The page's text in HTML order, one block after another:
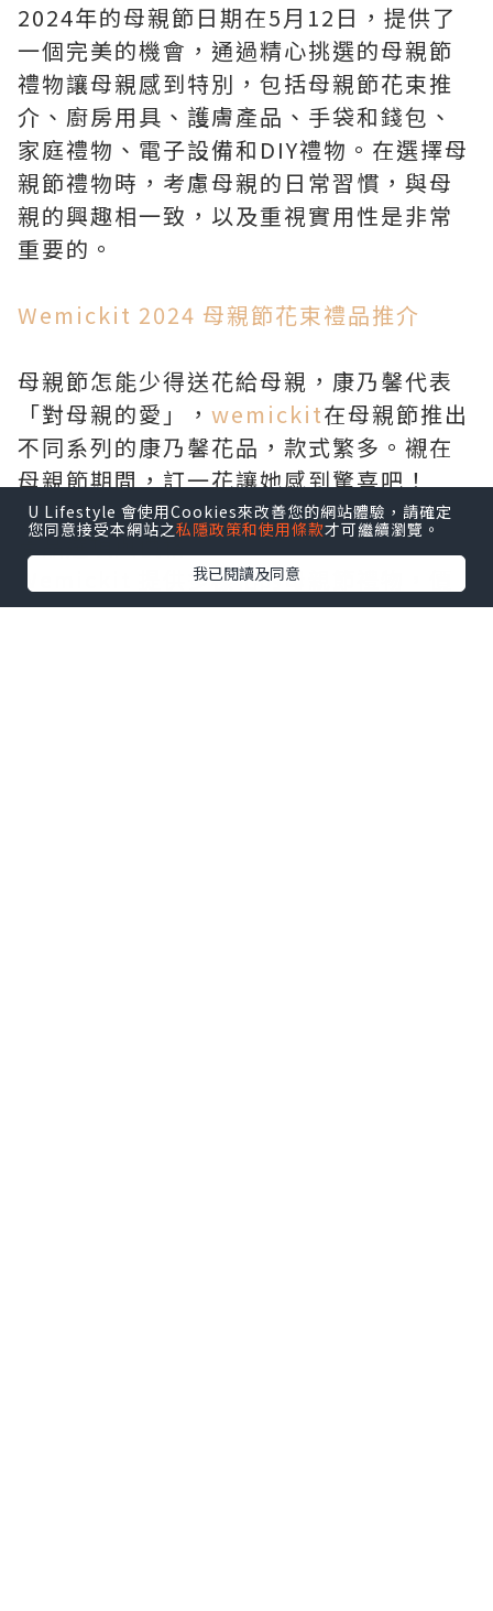
2024年的母親節日期在5月12日，提供了
一個完美的機會，通過精心挑選的母親節
禮物讓母親感到特別，包括母親節花束推
介、廚房用具、護膚產品、手袋和錢包、
家庭禮物、電子設備和DIY禮物。在選擇母
親節禮物時，考慮母親的日常習慣，與母
親的興趣相一致，以及重視實用性是非常
重要的。
Wemickit 2024 母親節花束禮品推介
母親節怎能少得送花給母親，康乃馨代表
「對母親的愛」， wemickit在母親節推出
不同系列的康乃馨花品，款式繁多。襯在
母親節期間，訂一花讓她感到驚喜吧！
產品選項與價格
Wemickit
提供多樣化的母親節禮物，價
格在$199至$499不等，價錢大眾化。
U Lifestyle 會使用Cookies來改善您的網站體驗，請確定
您同意接受本網站之私隱政策和使用條款才可繼續瀏覽。
我已閱讀及同意